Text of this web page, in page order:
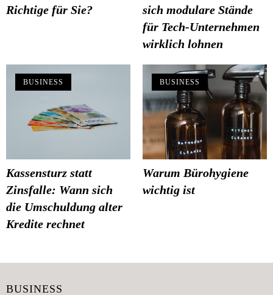
Richtige für Sie?
sich modulare Stände
für Tech-Unternehmen
wirklich lohnen
BUSINESS
Kassensturz statt
Zinsfalle: Wann sich
die Umschuldung alter
Kredite rechnet
BUSINESS
Warum Bürohygiene
wichtig ist
BUSINESS